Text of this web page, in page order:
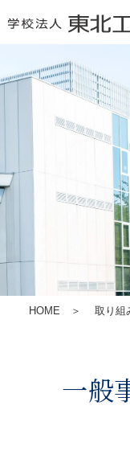
HOME ＞ 取り組
一般